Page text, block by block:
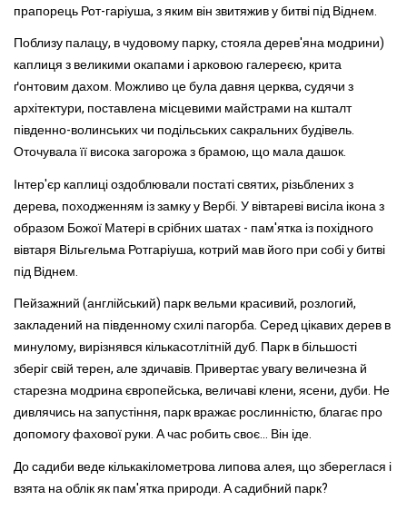
прапорець Рот-гаріуша, з яким він звитяжив у битві під Віднем.
Поблизу палацу, в чудовому парку, стояла дерев'яна модрини)
каплиця з великими окапами і арковою галереєю, крита
ґонтовим дахом. Можливо це була давня церква, судячи з
архітектури, поставлена місцевими майстрами на кшталт
південно-волинських чи подільських сакральних будівель.
Оточувала її висока загорожа з брамою, що мала дашок.
Інтер'єр каплиці оздоблювали постаті святих, різьблених з
дерева, походженням із замку у Вербі. У вівтареві висіла ікона з
образом Божої Матері в срібних шатах - пам'ятка із похідного
вівтаря Вільгельма Ротгаріуша, котрий мав його при собі у битві
під Віднем.
Пейзажний (англійський) парк вельми красивий, розлогий,
закладений на південному схилі пагорба. Серед цікавих дерев в
минулому, вирізнявся кількасотлітній дуб. Парк в більшості
зберіг свій терен, але здичавів. Привертає увагу величезна й
старезна модрина європейська, величаві клени, ясени, дуби. Не
дивлячись на запустіння, парк вражає рослинністю, благає про
допомогу фахової руки. А час робить своє... Він іде.
До садиби веде кількакілометрова липова алея, що збереглася і
взята на облік як пам'ятка природи. А садибний парк?